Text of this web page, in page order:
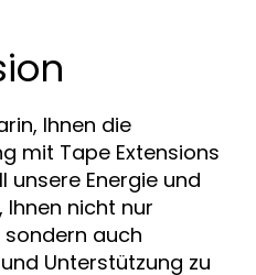
Ihnen die
mit Tape Extensions
unsere Energie und
nicht nur
auch
Unterstützung zu